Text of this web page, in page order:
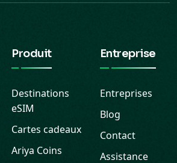
Produit
Destinations
eSIM
Cartes cadeaux
Ariya Coins
Entreprise
Entreprises
Blog
Contact
Assistance